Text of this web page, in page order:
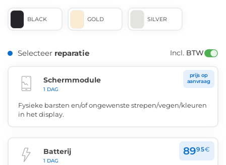
BLACK GOLD SILVER
Selecteer reparatie Incl. BTW
Schermmodule
1 DAG
prijs op
aanvraag
Fysieke barsten en/of ongewenste strepen/vegen/kleuren
in het display.
Batterij
1 DAG
8995€